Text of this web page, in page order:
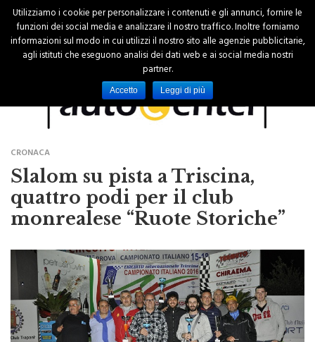
CRONACA
Slalom su pista a Triscina,
quattro podi per il club
monrealese “Ruote Storiche”
Utilizziamo i cookie per personalizzare i contenuti e gli annunci, fornire le
funzioni dei social media e analizzare il nostro traffico. Inoltre forniamo
informazioni sul modo in cui utilizzi il nostro sito alle agenzie pubblicitarie,
agli istituti che eseguono analisi dei dati web e ai social media nostri
partner.
Accetto Leggi di più